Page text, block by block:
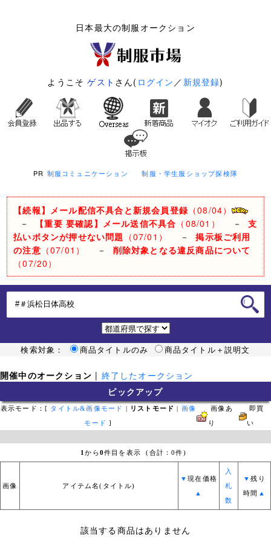
日本最大の制服オークション
ようこそゲスト さん( ログイン ／ 新規登録)
PR 制服コミュニケーション 制服・学生服ショップ探検隊
【続報】メール配信不具合と新規会員登録 （08/04）
－
【重要 要確認】メール送信不具合 （08/01） －支
払いボタンが押せない問題 （07/01） －掲示板ご利用
の注意 （07/01） － 削除対象となる違反商品について
（07/20）
検索対象： 商品タイトルのみ 商品タイトル＋説明文
開催中のオークション | 終了したオークション
ピックアップ
表示モード：[ タイトル&画像モード リストモード 画像
モード ]
画像あ
り
即買
い
1から0件目を表示 (合計：0件)
画像 アイテム名(タイトル)
▼現在価格
▲
入
札
数
▼残り
時間 ▲
該当する商品はありません